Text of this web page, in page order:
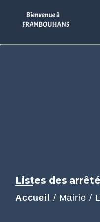
Listes des
Accueil / Mairie /